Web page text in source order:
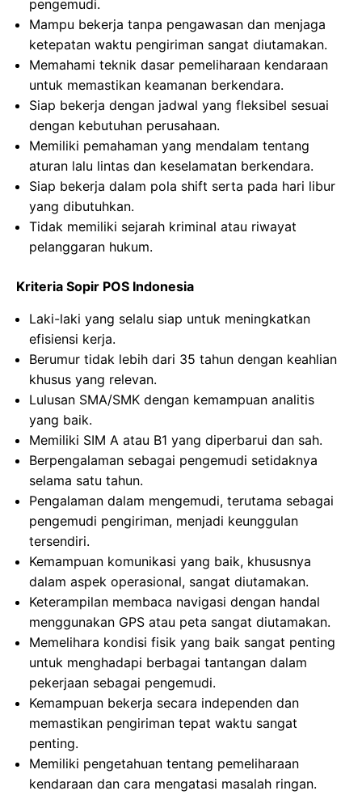
pengemudi.
Mampu bekerja tanpa pengawasan dan menjaga
ketepatan waktu pengiriman sangat diutamakan.
Memahami teknik dasar pemeliharaan kendaraan
untuk memastikan keamanan berkendara.
Siap bekerja dengan jadwal yang fleksibel sesuai
dengan kebutuhan perusahaan.
Memiliki pemahaman yang mendalam tentang
aturan lalu lintas dan keselamatan berkendara.
Siap bekerja dalam pola shift serta pada hari libur
yang dibutuhkan.
Tidak memiliki sejarah kriminal atau riwayat
pelanggaran hukum.
Kriteria Sopir POS Indonesia
Laki-laki yang selalu siap untuk meningkatkan
efisiensi kerja.
Berumur tidak lebih dari 35 tahun dengan keahlian
khusus yang relevan.
Lulusan SMA/SMK dengan kemampuan analitis
yang baik.
Memiliki SIM A atau B1 yang diperbarui dan sah.
Berpengalaman sebagai pengemudi setidaknya
selama satu tahun.
Pengalaman dalam mengemudi, terutama sebagai
pengemudi pengiriman, menjadi keunggulan
tersendiri.
Kemampuan komunikasi yang baik, khususnya
dalam aspek operasional, sangat diutamakan.
Keterampilan membaca navigasi dengan handal
menggunakan GPS atau peta sangat diutamakan.
Memelihara kondisi fisik yang baik sangat penting
untuk menghadapi berbagai tantangan dalam
pekerjaan sebagai pengemudi.
Kemampuan bekerja secara independen dan
memastikan pengiriman tepat waktu sangat
penting.
Memiliki pengetahuan tentang pemeliharaan
kendaraan dan cara mengatasi masalah ringan.